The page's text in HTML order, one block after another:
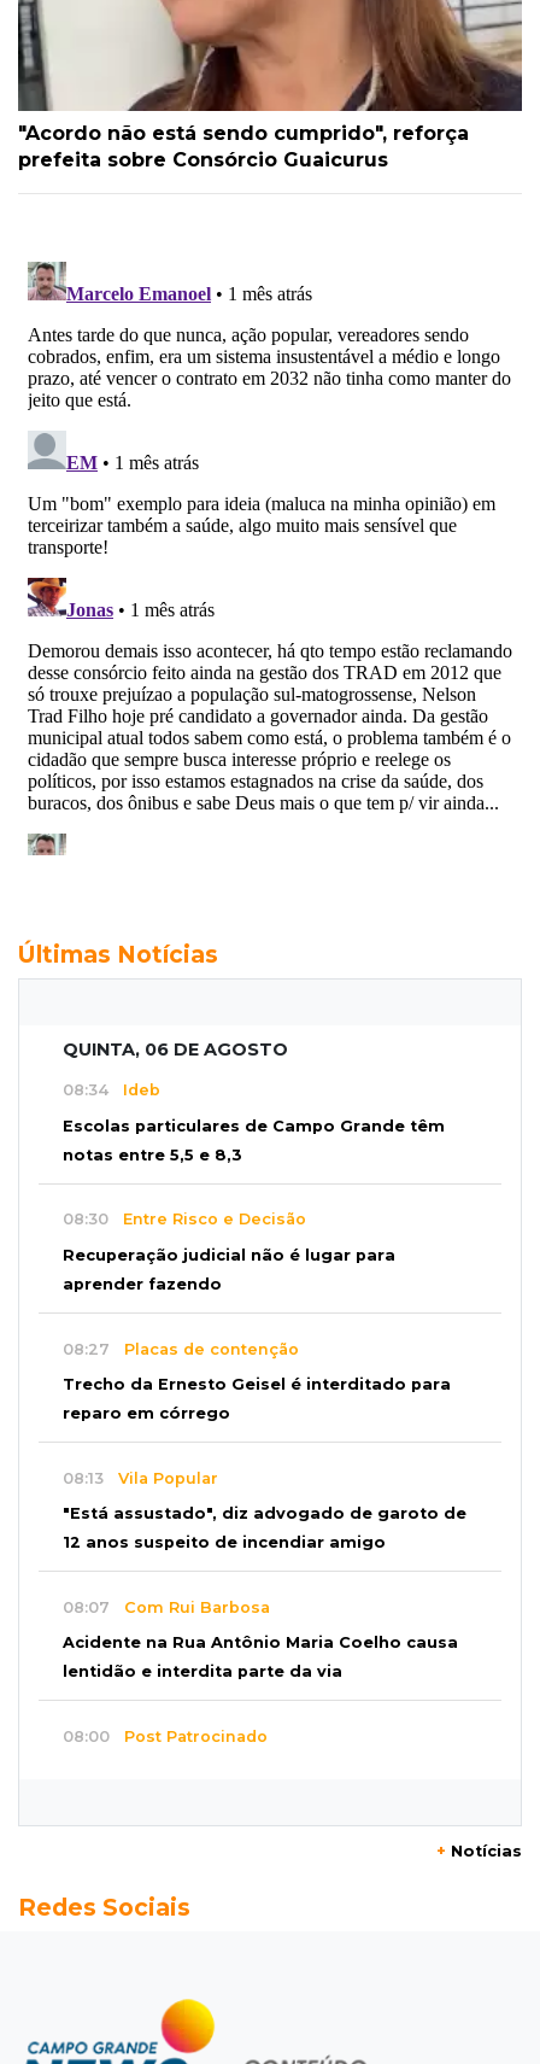
"Acordo não está sendo cumprido", reforça
prefeita sobre Consórcio Guaicurus
Últimas Notícias
QUINTA, 06 DE AGOSTO
08:34 Ideb
Escolas particulares de Campo Grande têm
notas entre 5,5 e 8,3
08:30 Entre Risco e Decisão
Recuperação judicial não é lugar para
aprender fazendo
08:27 Placas de contenção
Trecho da Ernesto Geisel é interditado para
reparo em córrego
08:13 Vila Popular
"Está assustado", diz advogado de garoto de
12 anos suspeito de incendiar amigo
08:07 Com Rui Barbosa
Acidente na Rua Antônio Maria Coelho causa
lentidão e interdita parte da via
08:00 Post Patrocinado
Do 1º prêmio às dívidas, jogadores relatam
Fomento
Com só 1,3% do crédito de inovação da Finep,
indústria de MS pede espaço
+ Notícias
Redes Sociais